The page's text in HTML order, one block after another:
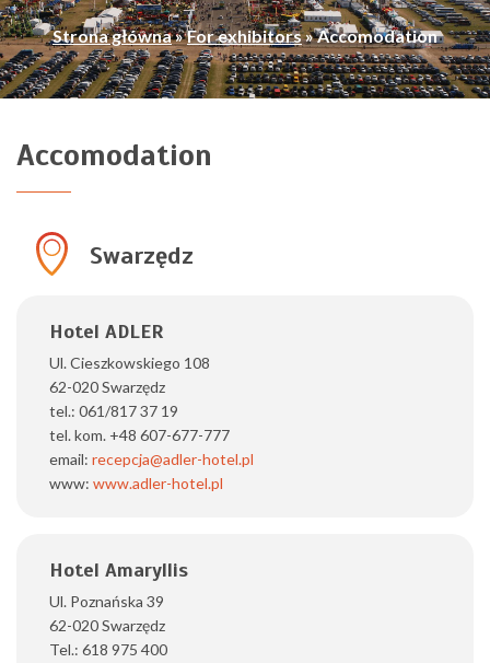
Strona główna»For exhibitors»Accomodation
Accomodation
Swarzędz
Hotel ADLER
Ul. Cieszkowskiego 108
62-020 Swarzędz
tel.: 061/817 37 19
tel. kom. +48 607-677-777
email: recepcja@adler-hotel.pl
www: www.adler-hotel.pl
Hotel Amaryllis
Ul. Poznańska 39
62-020 Swarzędz
Tel.: 618 975 400